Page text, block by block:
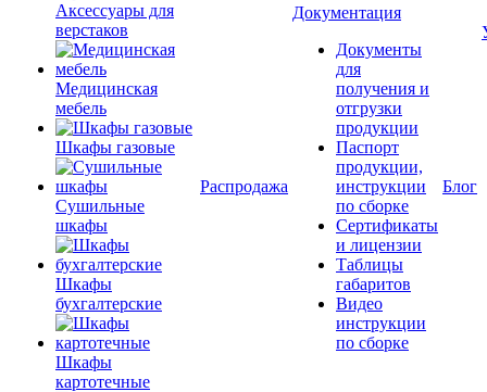
Аксессуары для
верстаков
Медицинская
мебель
Шкафы газовые
Сушильные
шкафы
Шкафы
бухгалтерские
Шкафы
картотечные
Распродажа
Документация
Документы
для
получения и
отгрузки
продукции
Паспорт
продукции,
инструкции
по сборке
Сертификаты
и лицензии
Таблицы
габаритов
Видео
инструкции
по сборке
Блог